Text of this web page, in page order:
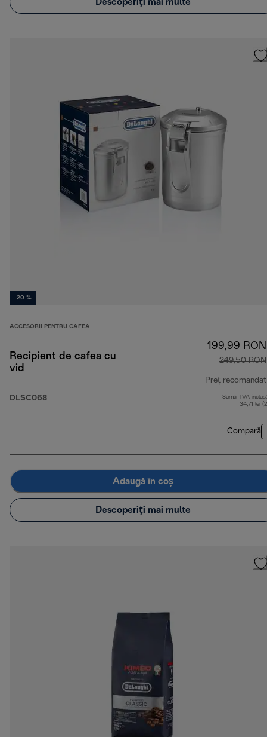
Descoperiți mai multe
-20 %
ACCESORII PENTRU CAFEA
Recipient de cafea cu
vid
DLSC068
199,99 RON
249,50 RON
Preț recomandat
Sumă TVA
34,71 lei
Compară
Adaugă în coș
Descoperiți mai multe